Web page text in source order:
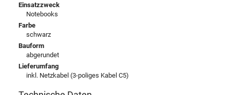
Einsatzzweck
Notebooks
Farbe
schwarz
Bauform
abgerundet
Lieferumfang
inkl. Netzkabel (3-poliges Kabel C5)